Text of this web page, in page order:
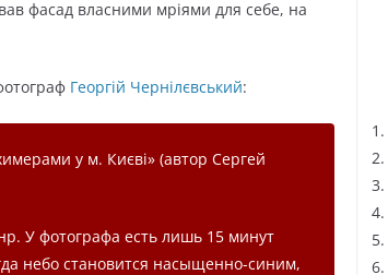
фасад власними мріями для себе, на
Георгій Чернілєвський:
у м. Києві» (автор Сергей
У фотографа есть лишь 15 минут
небо становится насыщенно-синим,